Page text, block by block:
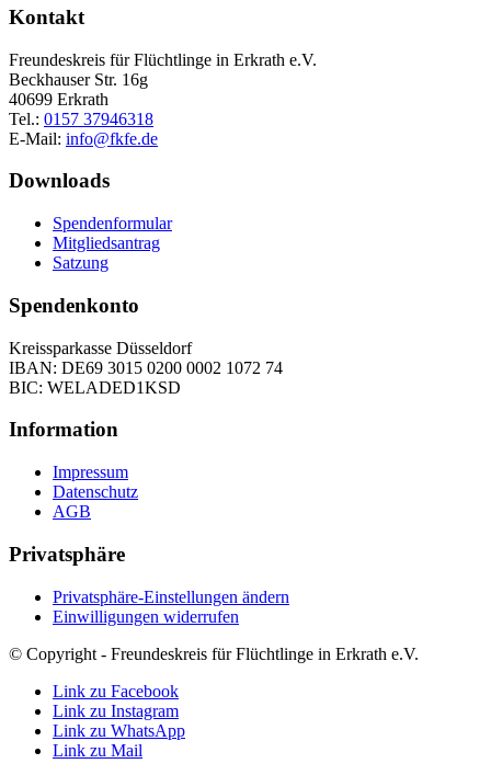
Kontakt
Freundeskreis für Flüchtlinge in Erkrath e.V.
Beckhauser Str. 16g
40699 Erkrath
Tel.: 0157 37946318
E-Mail: info@fkfe.de
Downloads
Spendenformular
Mitgliedsantrag
Satzung
Spendenkonto
Kreissparkasse Düsseldorf
IBAN: DE69 3015 0200 0002 1072 74
BIC: WELADED1KSD
Information
Impressum
Datenschutz
AGB
Privatsphäre
Privatsphäre-Einstellungen ändern
Einwilligungen widerrufen
© Copyright - Freundeskreis für Flüchtlinge in Erkrath e.V.
Link zu Facebook
Link zu Instagram
Link zu WhatsApp
Link zu Mail